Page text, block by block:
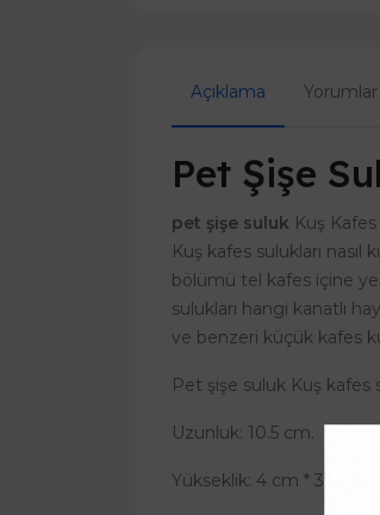
Açıklama Yorumlar
Pet Şişe
pet şişe suluk Kuş
Kuş kafes sulukları
bölümü tel kafes içine
sulukları hangi kanatlı
ve benzeri küçük kafes
Pet şişe suluk Kuş kafes
Uzunluk: 10.5 cm.
Yükseklik: 4 cm * 3 cm.